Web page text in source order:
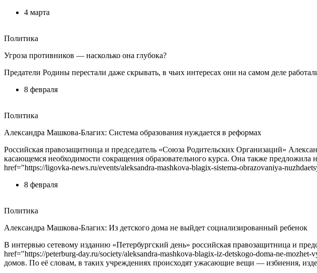
4 марта
Политика
Угроза противников — насколько она глубока?
Предатели Родины перестали даже скрывать, в чьих интересах они на самом деле
8 февраля
Политика
Александра Машкова-Благих: Система образования нуждается в реформах
Российская правозащитница и председатель «Союза Родительских Организаций»
касающемся необходимости сокращения образовательного курса. Она также
href="https://ligovka-news.ru/events/aleksandra-mashkova-blagix-sistema-obrazovaniya-
8 февраля
Политика
Александра Машкова-Благих: Из детского дома не выйдет социализированный ребенок
В интервью сетевому изданию «Петербургский день» российская правозащитница и
href="https://peterburg-day.ru/society/aleksandra-mashkova-blagix-iz-detskogo-doma-ne-
домов. По её словам, в таких учреждениях происходят ужасающие вещи — избиения,